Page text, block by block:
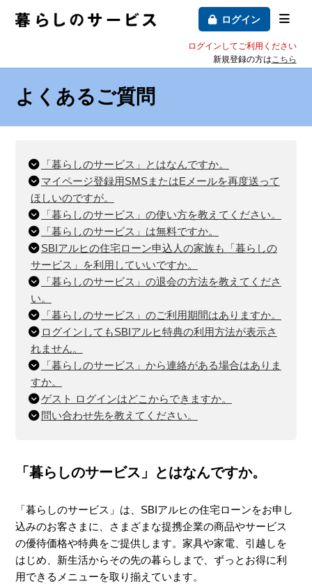
ログイン
ログインしてご利用ください
新規登録の方は こちら
よくあるご質問
「暮らしのサービス」とはなんですか。
マイページ登録用SMSまたはEメールを再度送って
ほしいのですが。
「暮らしのサービス」の使い方を教えてください。
「暮らしのサービス」は無料ですか。
SBIアルヒの住宅ローン申込人の家族も「暮らしの
サービス」を利用していいですか。
「暮らしのサービス」の退会の方法を教えてくださ
い。
「暮らしのサービス」のご利用期間はありますか。
ログインしてもSBIアルヒ特典の利用方法が表示さ
れません。
「暮らしのサービス」から連絡がある場合はありま
すか。
ゲスト ログインはどこからできますか。
問い合わせ先を教えてください。
「暮らしのサービス」とはなんですか。
「暮らしのサービス」は、SBIアルヒの住宅ローンをお申し
込みのお客さまに、さまざまな提携企業の商品やサービス
の優待価格や特典をご提供します。家具や家電、引越しを
はじめ、新生活からその先の暮らしまで、ずっとお得に利
用できるメニューを取り揃えています。